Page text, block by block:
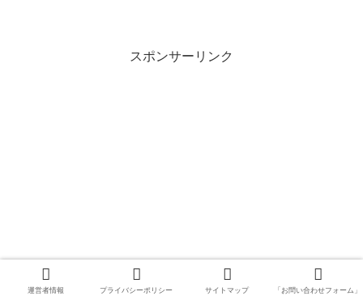
スポンサーリンク
運営者情報 プライバシーポリシー サイトマップ 「お問い合わせフォーム」